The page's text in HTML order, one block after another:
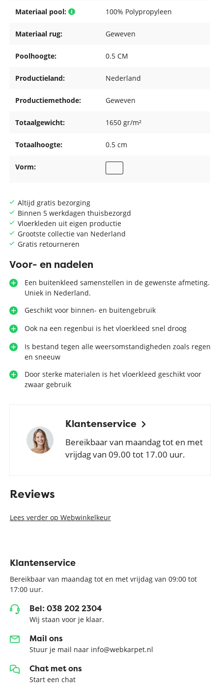
Altijd gratis bezorging
Binnen 5 werkdagen thuisbezorgd
Vloerkleden uit eigen productie
Grootste collectie van Nederland
Gratis retourneren
Voor- en nadelen
Een buitenkleed samenstellen in de gewenste afmeting.
Uniek in Nederland.
Geschikt voor binnen- en buitengebruik
Ook na een regenbui is het vloerkleed snel droog
Is bestand tegen alle weersomstandigheden zoals regen
en sneeuw
Door sterke materialen is het vloerkleed geschikt voor
zwaar gebruik
Klantenservice
Bereikbaar van maandag tot en met
vrijdag van 09.00 tot 17.00 uur.
Materiaal pool: 100% Polypropyleen
Materiaal rug: Geweven
Poolhoogte: 0.5 CM
Productieland: Nederland
Productiemethode: Geweven
Totaalgewicht: 1650 gr/m²
Totaalhoogte: 0.5 cm
Vorm:
Reviews
Lees verder op Webwinkelkeur
Klantenservice
Bereikbaar van maandag tot en met vrijdag van 09:00 tot
17:00 uur.
Bel: 038 202 2304
Wij staan voor je klaar.
Mail ons
Stuur je mail naar info@webkarpet.nl
Chat met ons
Start een chat